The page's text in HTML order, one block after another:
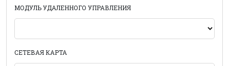
МОДУЛЬ УДАЛЕННОГО УПРАВЛЕНИЯ
СЕТЕВАЯ КАРТА